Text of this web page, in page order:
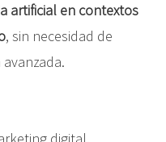
artificial en contextos
, sin necesidad de